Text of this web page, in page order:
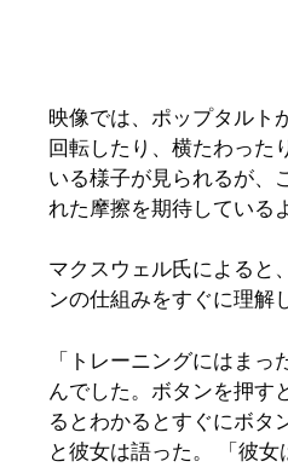
映像では、ポップタルト
回転したり、横たわった
いる様子が見られるが、
れた摩擦を期待している
マクスウェル氏によると
ンの仕組みをすぐに理解
「トレーニングにはま
んでした。ボタンを押す
るとわかるとすぐにボタ
と彼女は語った。 「彼